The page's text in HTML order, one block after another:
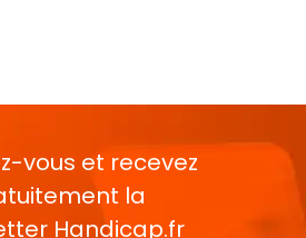
vous et recevez
la
Handicap.fr